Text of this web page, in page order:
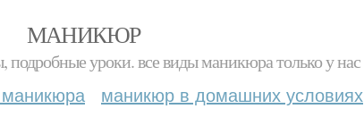
МАНИКЮР
подробные уроки. все виды маникюра только у нас
маникюр в домашних условиях